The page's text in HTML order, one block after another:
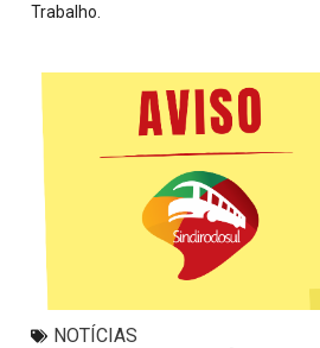
Trabalho.
NOTÍCIAS